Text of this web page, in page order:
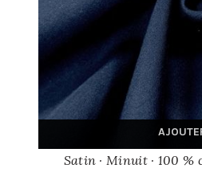
Satin · Minuit · 100 %